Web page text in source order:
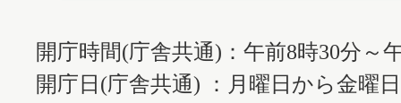
開庁時間(庁舎共通)：午前8時30分～
開庁日(庁舎共通) ：月曜日から金曜